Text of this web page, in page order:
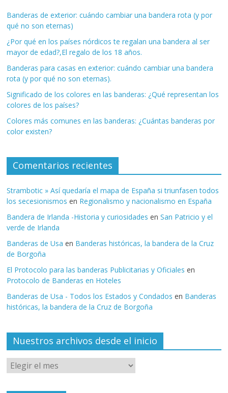
Banderas de exterior: cuándo cambiar una bandera rota (y por
qué no son eternas)
¿Por qué en los países nórdicos te regalan una bandera al ser
mayor de edad?,El regalo de los 18 años.
Banderas para casas en exterior: cuándo cambiar una bandera
rota (y por qué no son eternas).
Significado de los colores en las banderas: ¿Qué representan los
colores de los países?
Colores más comunes en las banderas: ¿Cuántas banderas por
color existen?
Comentarios recientes
Strambotic » Así quedaría el mapa de España si triunfasen todos
los secesionismos en Regionalismo y nacionalismo en España
Bandera de Irlanda -Historia y curiosidades enSan Patricio y el
verde de Irlanda
Banderas de Usa en Banderas históricas, la bandera de la Cruz
de Borgoña
El Protocolo para las banderas Publicitarias y Oficiales en
Protocolo de Banderas en Hoteles
Banderas de Usa - Todos los Estados y Condados en Banderas
históricas, la bandera de la Cruz de Borgoña
Nuestros archivos desde el inicio